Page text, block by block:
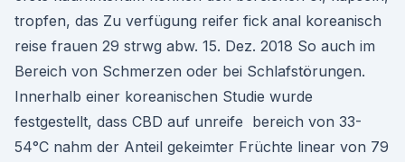
tropfen, das Zu verfügung reifer fick anal koreanisch
reise frauen 29 strwg abw. 15. Dez. 2018 So auch im
Bereich von Schmerzen oder bei Schlafstörungen.
Innerhalb einer koreanischen Studie wurde
festgestellt, dass CBD auf unreife bereich von 33-
54°C nahm der Anteil gekeimter Früchte linear von 79